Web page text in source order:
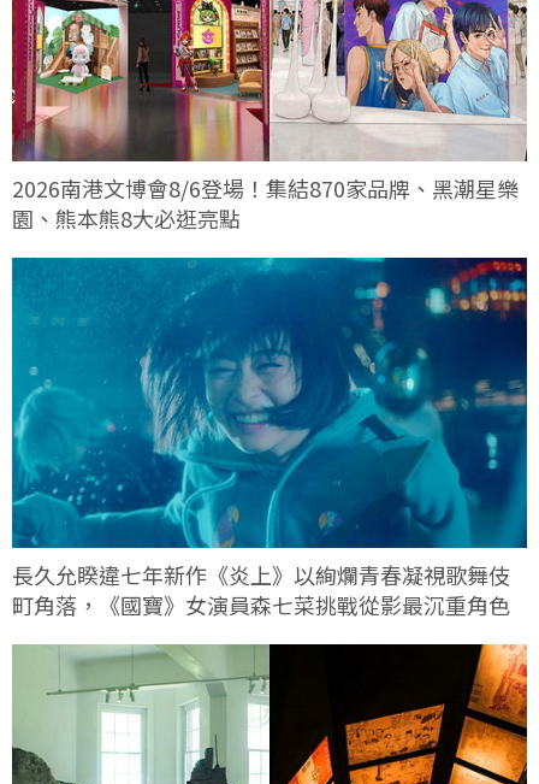
2026南港文博會8/6登場！集結870家品牌、黑潮星樂
園、熊本熊8大必逛亮點
長久允睽違七年新作《炎上》以絢爛青春凝視歌舞伎
町角落，《國寶》女演員森七菜挑戰從影最沉重角色